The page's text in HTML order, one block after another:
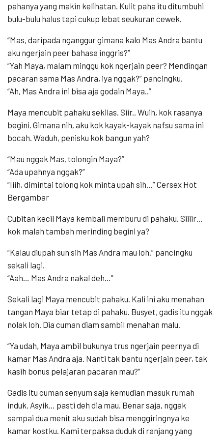
pahanya yang makin kelihatan. Kulit paha itu ditumbuhi
bulu-bulu halus tapi cukup lebat seukuran cewek.
“Mas, daripada nganggur gimana kalo Mas Andra bantu
aku ngerjain peer bahasa inggris?”
“Yah Maya, malam minggu kok ngerjain peer? Mendingan
pacaran sama Mas Andra, iya nggak?” pancingku.
“Ah, Mas Andra ini bisa aja godain Maya..”
Maya mencubit pahaku sekilas. Siir.. Wuih, kok rasanya
begini. Gimana nih, aku kok kayak-kayak nafsu sama ini
bocah. Waduh, penisku kok bangun yah?
“Mau nggak Mas, tolongin Maya?”
“Ada upahnya nggak?”
“Iiih, dimintai tolong kok minta upah sih…” Cersex Hot
Bergambar
Cubitan kecil Maya kembali memburu di pahaku. Siiiir…
kok malah tambah merinding begini ya?
“Kalau diupah sun sih Mas Andra mau loh.” pancingku
sekali lagi.
“Aah… Mas Andra nakal deh…”
Sekali lagi Maya mencubit pahaku. Kali ini aku menahan
tangan Maya biar tetap di pahaku. Busyet, gadis itu nggak
nolak loh. Dia cuman diam sambil menahan malu.
“Ya udah, Maya ambil bukunya trus ngerjain peernya di
kamar Mas Andra aja. Nanti tak bantu ngerjain peer, tak
kasih bonus pelajaran pacaran mau?”
Gadis itu cuman senyum saja kemudian masuk rumah
induk. Asyik… pasti deh dia mau. Benar saja, nggak
sampai dua menit aku sudah bisa menggiringnya ke
kamar kostku. Kami terpaksa duduk di ranjang yang